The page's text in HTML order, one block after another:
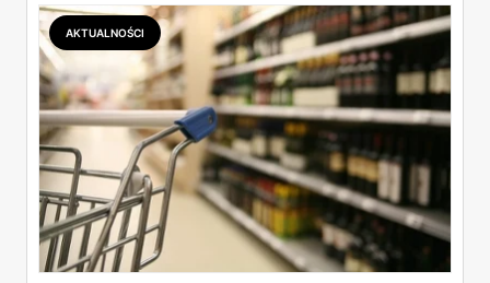
AKTUALNOŚCI